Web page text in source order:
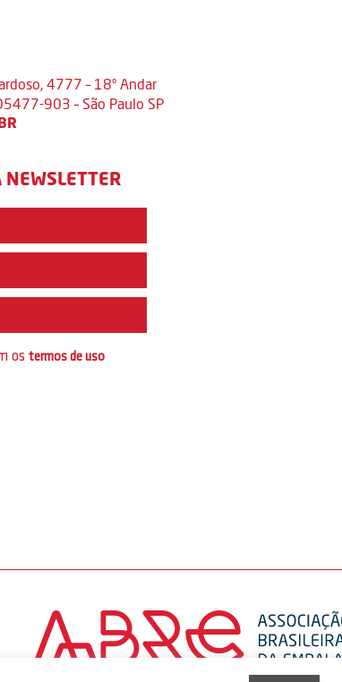
4777 – 18º Andar
903 – São Paulo SP
ostermos de uso